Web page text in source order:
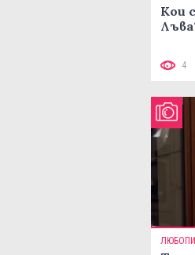
Кои
4